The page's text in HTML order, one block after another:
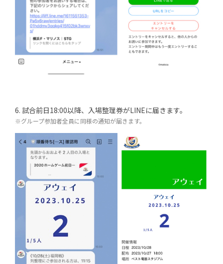
6. 試合前日18:00以降、入場整理券がLINEに届きます。
※グループ参加者全員に同様の通知が届きます。